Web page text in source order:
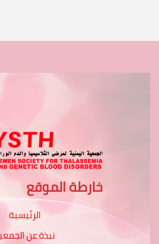
خارطة الموقع
الرئيسية
نبذة عن